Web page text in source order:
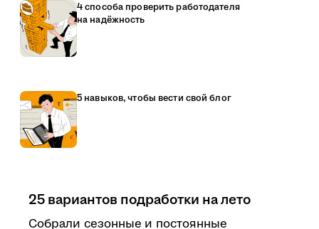
4 способа проверить работодателя
на надёжность
5 навыков, чтобы вести свой блог
25 вариантов подработки на лето
Собрали сезонные и постоянные